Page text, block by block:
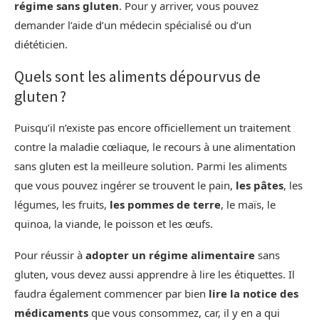
régime sans gluten. Pour y arriver, vous pouvez
demander l’aide d’un médecin spécialisé ou d’un
diététicien.
Quels sont les aliments dépourvus de
gluten ?
Puisqu’il n’existe pas encore officiellement un traitement
contre la maladie cœliaque, le recours à une alimentation
sans gluten est la meilleure solution. Parmi les aliments
que vous pouvez ingérer se trouvent le pain, les pâtes, les
légumes, les fruits, les pommes de terre, le maïs, le
quinoa, la viande, le poisson et les œufs.
Pour réussir à adopter un régime alimentaire sans
gluten, vous devez aussi apprendre à lire les étiquettes. Il
faudra également commencer par bien lire la notice des
médicaments que vous consommez, car, il y en a qui